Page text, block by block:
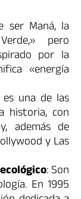
ser Maná, la
pero
por la
«energía
es una de las
historia, con
además de
y Las
: Son
En 1995